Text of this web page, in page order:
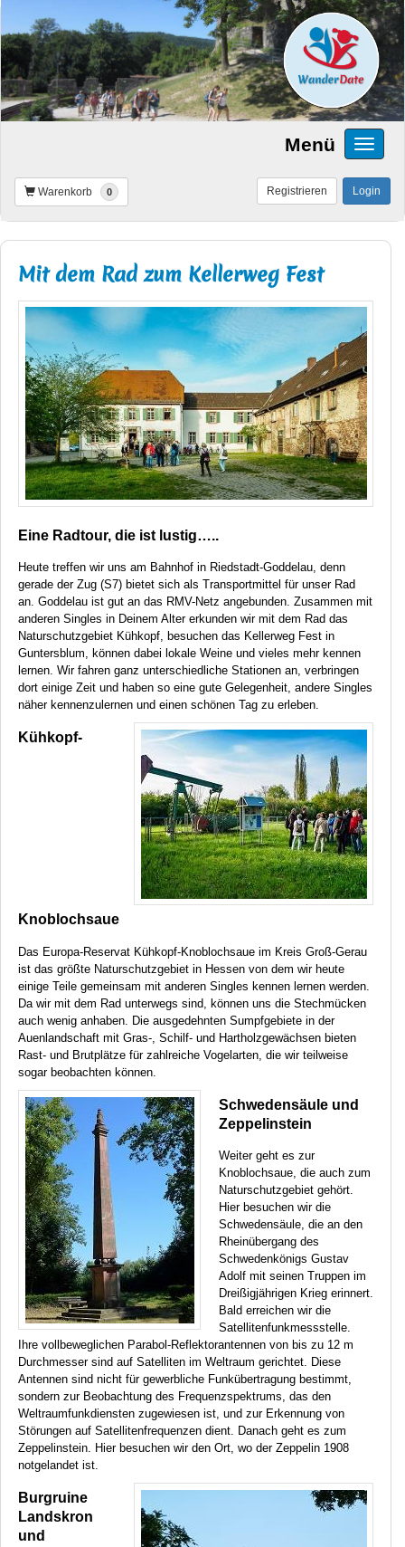
Menü
Warenkorb 0 Login
Registrieren
Mit dem Rad zum Kellerweg Fest
Eine Radtour, die ist lustig…..
Heute treffen wir uns am Bahnhof in Riedstadt-Goddelau, denn
gerade der Zug (S7) bietet sich als Transportmittel für unser Rad
an. Goddelau ist gut an das RMV-Netz angebunden. Zusammen mit
anderen Singles in Deinem Alter erkunden wir mit dem Rad das
Naturschutzgebiet Kühkopf, besuchen das Kellerweg Fest in
Guntersblum, können dabei lokale Weine und vieles mehr kennen
lernen. Wir fahren ganz unterschiedliche Stationen an, verbringen
dort einige Zeit und haben so eine gute Gelegenheit, andere Singles
näher kennenzulernen und einen schönen Tag zu erleben.
Kühkopf-
Knoblochsaue
Das Europa-Reservat Kühkopf-Knoblochsaue im Kreis Groß-Gerau
ist das größte Naturschutzgebiet in Hessen von dem wir heute
einige Teile gemeinsam mit anderen Singles kennen lernen werden.
Da wir mit dem Rad unterwegs sind, können uns die Stechmücken
auch wenig anhaben. Die ausgedehnten Sumpfgebiete in der
Auenlandschaft mit Gras-, Schilf- und Hartholzgewächsen bieten
Rast- und Brutplätze für zahlreiche Vogelarten, die wir teilweise
sogar beobachten können.
Schwedensäule und
Zeppelinstein
Weiter geht es zur
Knoblochsaue, die auch zum
Naturschutzgebiet gehört.
Hier besuchen wir die
Schwedensäule, die an den
Rheinübergang des
Schwedenkönigs Gustav
Adolf mit seinen Truppen im
Dreißigjährigen Krieg erinnert.
Bald erreichen wir die
Satellitenfunkmessstelle.
Ihre vollbeweglichen Parabol-Reflektorantennen von bis zu 12 m
Durchmesser sind auf Satelliten im Weltraum gerichtet. Diese
Antennen sind nicht für gewerbliche Funkübertragung bestimmt,
sondern zur Beobachtung des Frequenzspektrums, das den
Weltraumfunkdiensten zugewiesen ist, und zur Erkennung von
Störungen auf Satellitenfrequenzen dient. Danach geht es zum
Zeppelinstein. Hier besuchen wir den Ort, wo der Zeppelin 1908
notgelandet ist.
Burgruine
Landskron
und